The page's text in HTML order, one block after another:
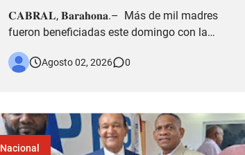
𝐂𝐀𝐁𝐑𝐀𝐋, 𝐁𝐚𝐫𝐚𝐡𝐨𝐧𝐚.– Más de mil madres
fueron beneficiadas este domingo con la
entrega de regalos durante una jornada del
programa “Madres que Sostienen”,
en el Multiuso de Cabral. La actividad estuvo
e…
Agosto 02, 2026 0
Nacional